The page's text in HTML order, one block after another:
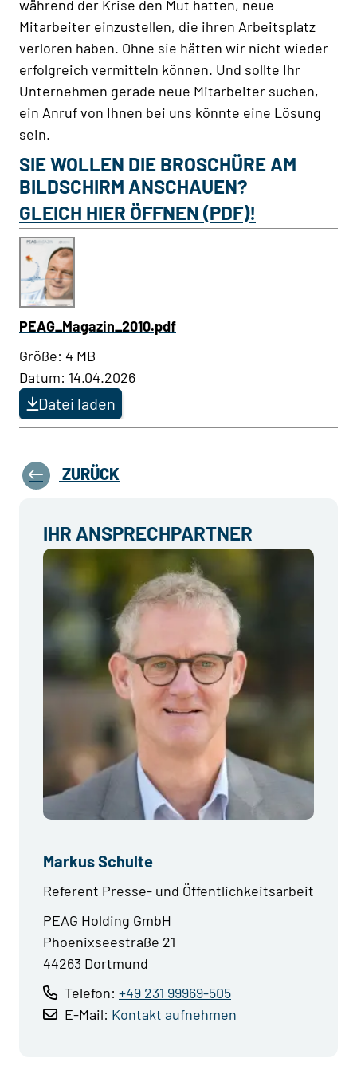
während der Krise den Mut hatten, neue
Mitarbeiter einzustellen, die ihren Arbeitsplatz
verloren haben. Ohne sie hätten wir nicht wieder
erfolgreich vermitteln können. Und sollte Ihr
Unternehmen gerade neue Mitarbeiter suchen,
ein Anruf von Ihnen bei uns könnte eine Lösung
sein.
SIE WOLLEN DIE BROSCHÜRE AM
BILDSCHIRM ANSCHAUEN?
GLEICH HIER ÖFFNEN (PDF)!
PEAG_Magazin_2010.pdf
Größe: 4 MB
Datum: 14.04.2026
Datei laden
ZURÜCK
IHR ANSPRECHPARTNER
Markus Schulte
Referent Presse- und Öffentlichkeitsarbeit
PEAG Holding GmbH
Phoenixseestraße 21
44263 Dortmund
Telefon: +49 231 99969-505
E-Mail: Kontakt aufnehmen